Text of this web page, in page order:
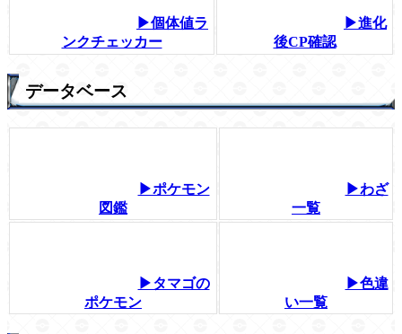
▶個体値ラ
ンクチェッカー
▶進化
後CP確認
データベース
▶ポケモン
図鑑
▶わざ
一覧
▶タマゴの
ポケモン
▶色違
い一覧